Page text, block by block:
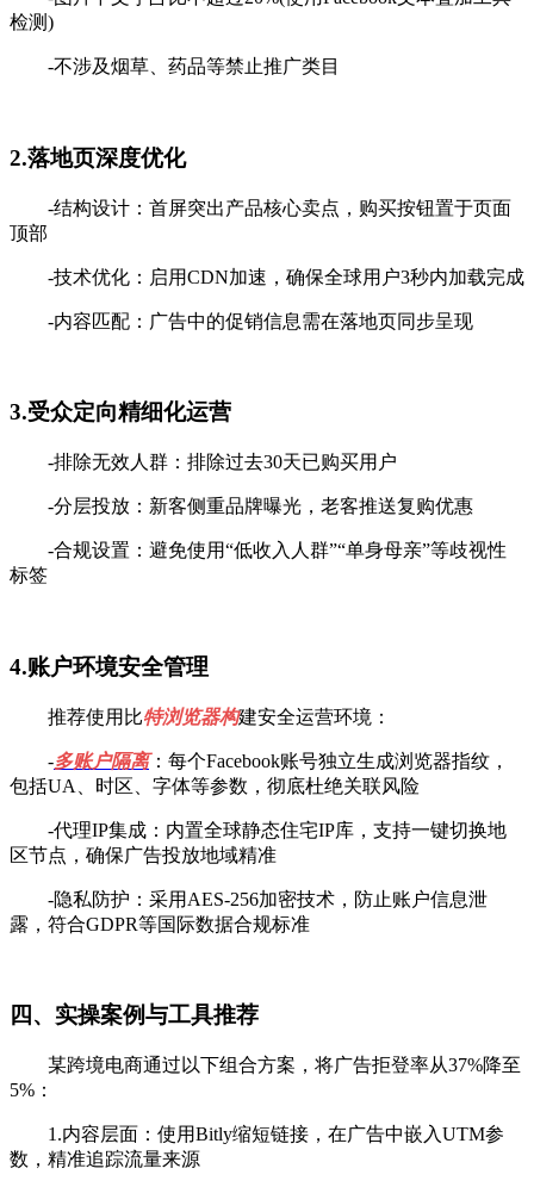
检测)
-不涉及烟草、药品等禁止推广类目
2.落地页深度优化
-结构设计：首屏突出产品核心卖点，购买按钮置于页面
顶部
-技术优化：启用CDN加速，确保全球用户3秒内加载完成
-内容匹配：广告中的促销信息需在落地页同步呈现
3.受众定向精细化运营
-排除无效人群：排除过去30天已购买用户
-分层投放：新客侧重品牌曝光，老客推送复购优惠
-合规设置：避免使用“低收入人群”“单身母亲”等歧视性
标签
4.账户环境安全管理
推荐使用比特浏览器构建安全运营环境：
-多账户隔离：每个Facebook账号独立生成浏览器指纹，
包括UA、时区、字体等参数，彻底杜绝关联风险
-代理IP集成：内置全球静态住宅IP库，支持一键切换地
区节点，确保广告投放地域精准
-隐私防护：采用AES-256加密技术，防止账户信息泄
露，符合GDPR等国际数据合规标准
四、实操案例与工具推荐
某跨境电商通过以下组合方案，将广告拒登率从37%降至
5%：
1.内容层面：使用Bitly缩短链接，在广告中嵌入UTM参
数，精准追踪流量来源